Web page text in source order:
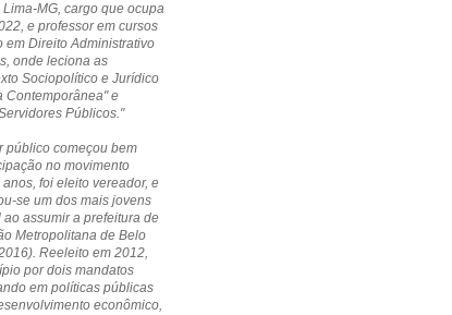
MG, cargo que ocupa
e professor em cursos
em Direito Administrativo
onde leciona as
Sociopolítico e Jurídico
Contemporânea" e
Públicos."
público começou bem
no movimento
foi eleito vereador, e
se um dos mais jovens
assumir a prefeitura de
Metropolitana de Belo
Reeleito em 2012,
por dois mandatos
em políticas públicas
econômico,